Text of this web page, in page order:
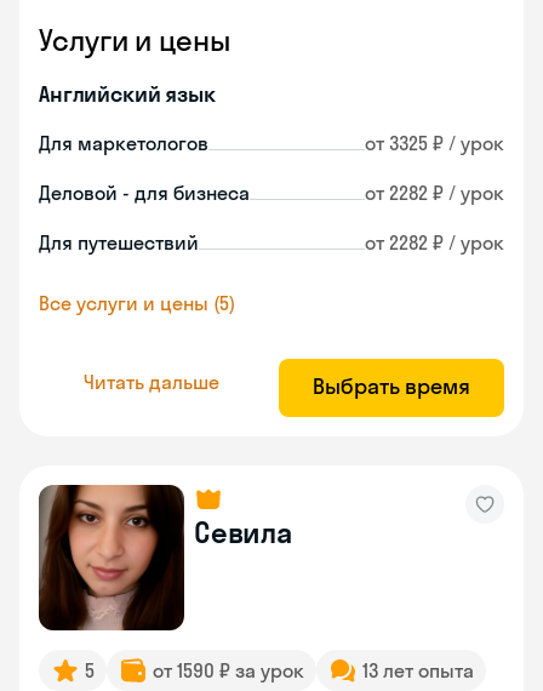
Услуги и цены
Английский язык
Для маркетологов от 3325 ₽ / урок
Деловой - для бизнеса от 2282 ₽ / урок
Для путешествий от 2282 ₽ / урок
Все услуги и цены (5)
Читать дальше Выбрать время
Севила
5 от 1590 ₽ за урок
13 лет опыта